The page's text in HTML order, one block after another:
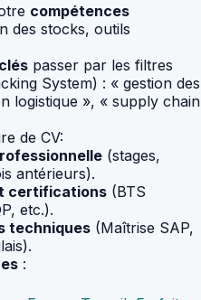
compétences
des stocks, outils
passer par les filtres
System) : « gestion des
logistique », « supply chain
de CV:
(stages,
antérieurs).
certifications (BTS
etc.).
techniques (Maîtrise SAP,
: